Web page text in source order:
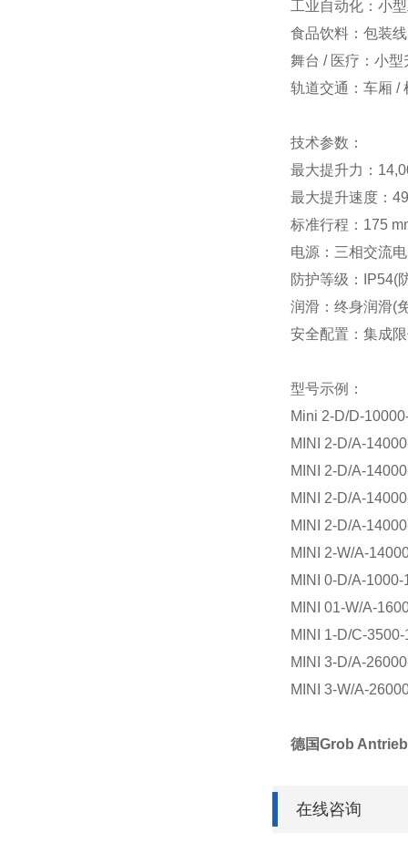
工业自动化：小
食品饮料：包装
舞台 / 医疗：小
轨道交通：车厢 /
技术参数：
最大提升力：
最大提升速度：
标准行程：175
电源：三相交流
防护等级：IP54(
润滑：终身润滑(
安全配置：集成
型号示例：
Mini 2-D/D-
MINI 2-D/A-
MINI 2-D/A-
MINI 2-D/A-
MINI 2-D/A-
MINI 2-W/A-
MINI 0-D/A-
MINI 01-W/A-
MINI 1-D/C-
MINI 3-D/A-
MINI 3-W/A-
德国Grob
在线咨询